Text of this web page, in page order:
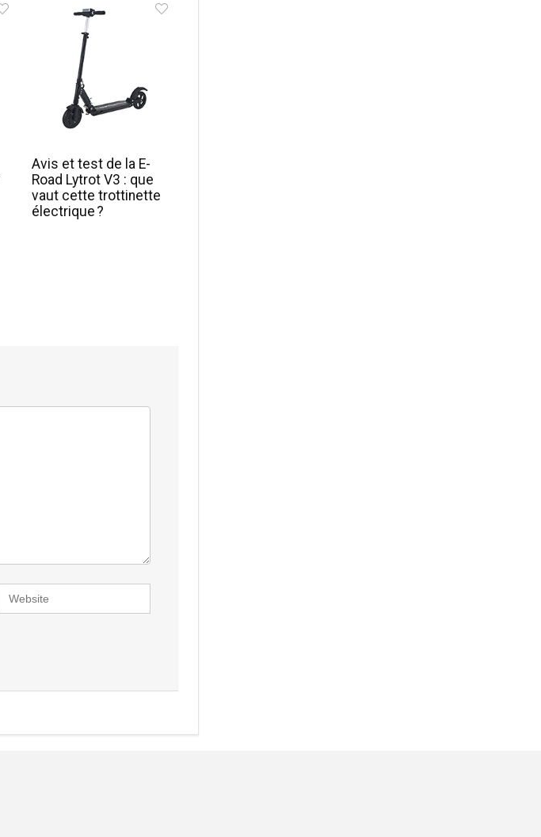
Avis et test de la E-
Road Lytrot V3 : que
vaut cette trottinette
électrique ?